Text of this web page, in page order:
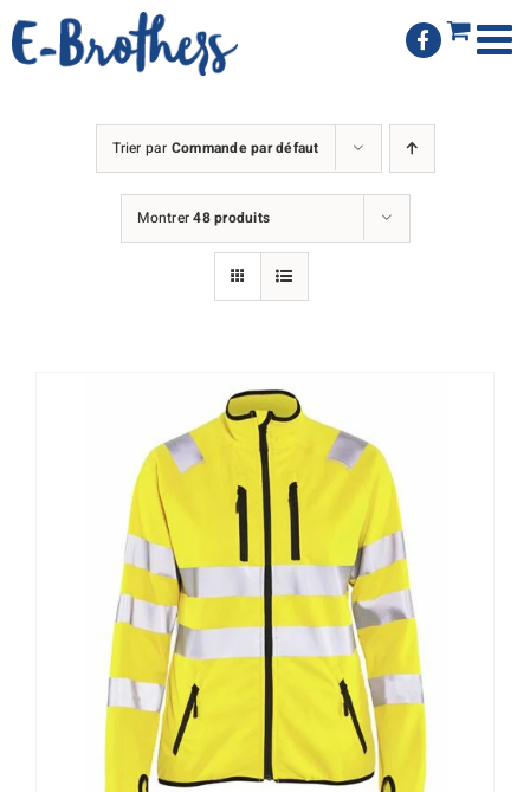
Passer
au
Trier par Commande par défaut
Montrer48 produits